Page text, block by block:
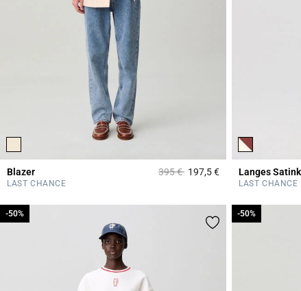
Blazer Price reduced from
395 €to197,5 €5 out of 5
LAST CHANCE
Langes
LAST CHANCE
-50%
-50% -50%
-50%